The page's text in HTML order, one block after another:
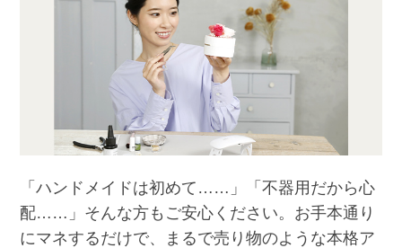
「ハンドメイドは初めて……」「不器用だから心
配……」そんな方もご安心ください。お手本通り
にマネするだけで、まるで売り物のような本格ア